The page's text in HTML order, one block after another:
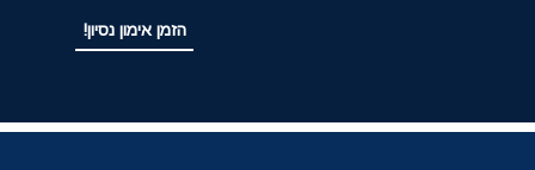
הזמן אימון נסיון!